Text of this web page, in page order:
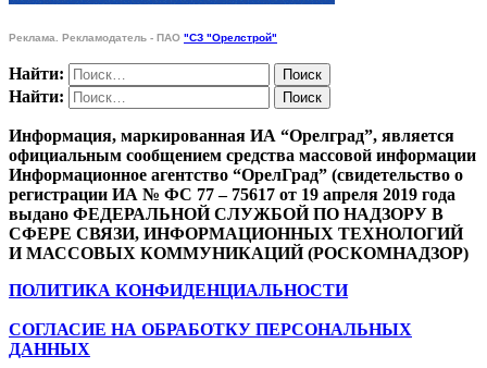
Реклама. Рекламодатель - ПАО "СЗ "Орелстрой"
Найти:
Найти:
Информация, маркированная ИА “Орелград”, является
официальным сообщением средства массовой информации
Информационное агентство “ОрелГрад” (свидетельство о
регистрации ИА № ФС 77 – 75617 от 19 апреля 2019 года
выдано ФЕДЕРАЛЬНОЙ СЛУЖБОЙ ПО НАДЗОРУ В
СФЕРЕ СВЯЗИ, ИНФОРМАЦИОННЫХ ТЕХНОЛОГИЙ
И МАССОВЫХ КОММУНИКАЦИЙ (РОСКОМНАДЗОР)
ПОЛИТИКА КОНФИДЕНЦИАЛЬНОСТИ
СОГЛАСИЕ НА ОБРАБОТКУ ПЕРСОНАЛЬНЫХ
ДАННЫХ